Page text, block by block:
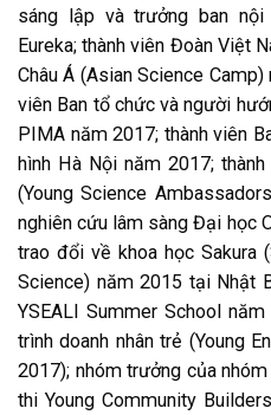
sáng lập và trưởng ban
Eureka; thành viên Đoàn Việt
Châu Á (Asian Science
viên Ban tổ chức và người
PIMA năm 2017; thành viên
hình Hà Nội năm 2017;
(Young Science
nghiên cứu lâm sàng Đại học
trao đổi về khoa học Sakura
Science) năm 2015 tại Nhật
YSEALI Summer School
trình doanh nhân trẻ (Young
2017); nhóm trưởng của
thi Young Community